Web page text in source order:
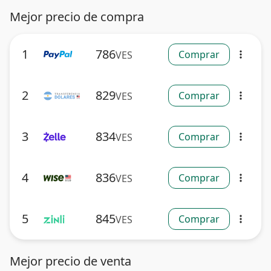
Mejor precio de compra
1 786VES Comprar more_vert
2 829VES Comprar more_vert
3 834VES Comprar more_vert
4 836VES Comprar more_vert
5 845VES Comprar more_vert
Mejor precio de venta